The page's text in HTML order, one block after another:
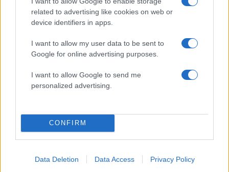
related to advertising like cookies on web or
device identifiers in apps.
I want to allow my user data to be sent to
Google for online advertising purposes.
I want to allow Google to send me
personalized advertising.
CONFIRM
Data Deletion Data Access Privacy Policy
μαζικές αποχωρήσεις: Είχαμε αντιληφθεί
το παρακίνημα, ο Θανάσης Αυγερινός μας
προσέγγισε
Δήμητρα Αλεξανδράκη σε Ιωάννα Τούνη:
«Χρόνια πολλά, να περάσεις τέλεια στις
Γιώργος Κοντογιάννης: «Ο Μάρκος
Σεφερλής είναι περήφανος για μένα που
Σκιάθος: Τουρίστες και βαλίτσες
παρασύρονται από τουρμπίνες αεροπλάνου
Πιο σχολιασμένα